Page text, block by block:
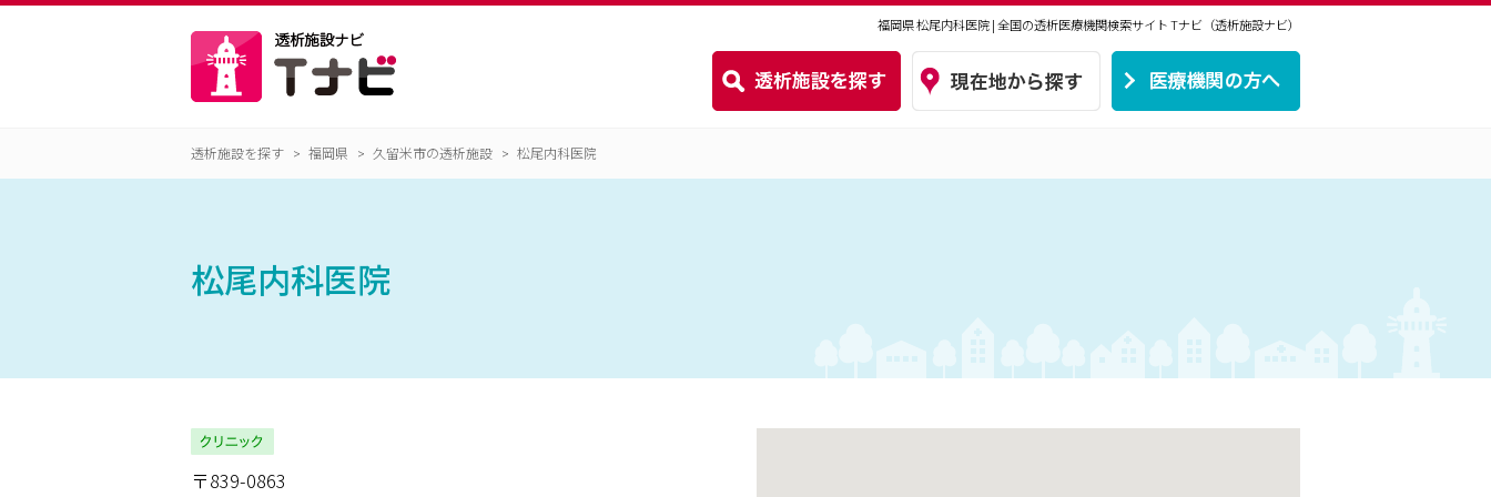
福岡県 松尾内科医院 | 全国の透析医療機関検索サイトTナビ（透析施設ナビ）
透析施設を探す 福岡県 久留米市の透析施設 松尾内科医院
松尾内科医院
〒839-0863